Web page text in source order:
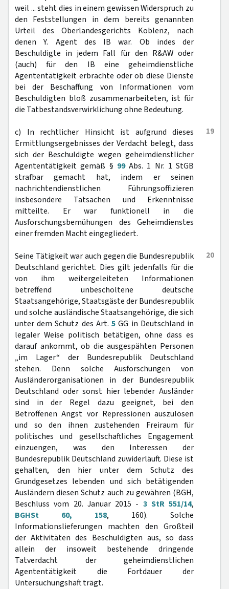
weil ... steht dies in einem gewissen Widerspruch zu
den Feststellungen in dem bereits genannten
Urteil des Oberlandesgerichts Koblenz, nach
denen Y. Agent des IB war. Ob indes der
Beschuldigte in jedem Fall für den R&AW oder
(auch) für den IB eine geheimdienstliche
Agententätigkeit erbrachte oder ob diese Dienste
bei der Beschaffung von Informationen vom
Beschuldigten bloß zusammenarbeiteten, ist für
die Tatbestandsverwirklichung ohne Bedeutung.
19
c) In rechtlicher Hinsicht ist aufgrund dieses
Ermittlungsergebnisses der Verdacht belegt, dass
sich der Beschuldigte wegen geheimdienstlicher
Agententätigkeit gemäß § 99Abs. 1 Nr. 1 StGB
strafbar gemacht hat, indem er seinen
nachrichtendienstlichen Führungsoffizieren
insbesondere Tatsachen und Erkenntnisse
mitteilte. Er war funktionell in die
Ausforschungsbemühungen des Geheimdienstes
einer fremden Macht eingegliedert.
20
Seine Tätigkeit war auch gegen die Bundesrepublik
Deutschland gerichtet. Dies gilt jedenfalls für die
von ihm weitergeleiteten Informationen
betreffend unbescholtene deutsche
Staatsangehörige, Staatsgäste der Bundesrepublik
und solche ausländische Staatsangehörige, die sich
unter dem Schutz des Art.5 GG in Deutschland in
legaler Weise politisch betätigen, ohne dass es
darauf ankommt, ob die ausgespähten Personen
„im Lager“ der Bundesrepublik Deutschland
stehen. Denn solche Ausforschungen von
Ausländerorganisationen in der Bundesrepublik
Deutschland oder sonst hier lebender Ausländer
sind in der Regel dazu geeignet, bei den
Betroffenen Angst vor Repressionen auszulösen
und so den ihnen zustehenden Freiraum für
politisches und gesellschaftliches Engagement
einzuengen, was den Interessen der
Bundesrepublik Deutschland zuwiderläuft. Diese ist
gehalten, den hier unter dem Schutz des
Grundgesetzes lebenden und sich betätigenden
Ausländern diesen Schutz auch zu gewähren (BGH,
Beschluss vom 20. Januar 2015 - 3 StR 551/14,
BGHSt 60, 158, 160). Solche
Informationslieferungen machten den Großteil
der Aktivitäten des Beschuldigten aus, so dass
allein der insoweit bestehende dringende
Tatverdacht der geheimdienstlichen
Agententätigkeit die Fortdauer der
Untersuchungshaft trägt.